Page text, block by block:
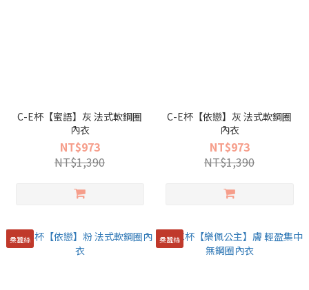
C-E杯【蜜語】灰 法式軟鋼圈
內衣
NT$973
NT$1,390
C-E杯【依戀】灰 法式軟鋼圈
內衣
NT$973
NT$1,390
桑蠶絲 桑蠶絲